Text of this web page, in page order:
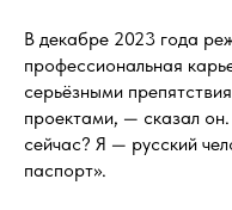
В декабре 2023 года
профессиональная
серьёзными
проектами, — сказал
сейчас? Я — русский
паспорт».